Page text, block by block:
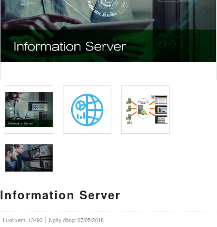
Information Server
Lượt xem: 13493 Ngày đăng: 07/05/2018